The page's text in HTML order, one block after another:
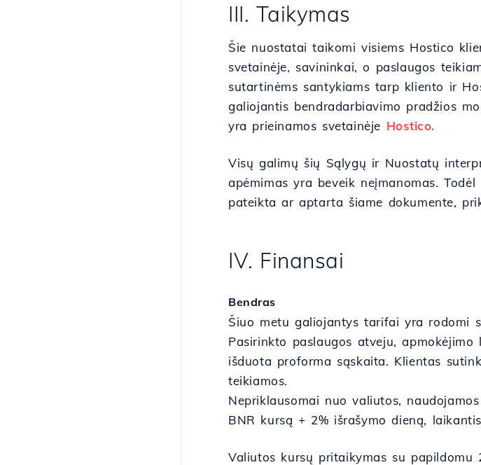
III. Taikymas
Šie nuostatai taikomi visiems Hostico
svetainėje, savininkai, o paslaugos
sutartinėms santykiams tarp kliento ir
galiojantis bendradarbiavimo pradžios
yra prieinamos svetainėje Hostico.
Visų galimų šių Sąlygų ir Nuostatų
apėmimas yra beveik neįmanomas.
pateikta ar aptarta šiame dokumente,
IV. Finansai
Bendras
Šiuo metu galiojantys tarifai yra rodomi
Pasirinkto paslaugos atveju,
išduota proforma sąskaita. Klientas
teikiamos.
Nepriklausomai nuo valiutos,
BNR kursą + 2% išrašymo dieną,
Valiutos kursų pritaikymas su papildomu